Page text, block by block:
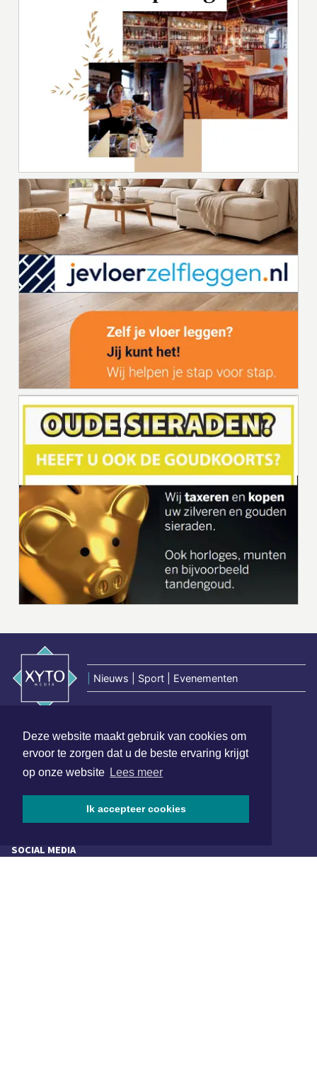
Deze website maakt gebruik van cookies om
ervoor te zorgen dat u de beste ervaring krijgt
op onze website Lees meer
Ik accepteer cookies
Nieuws | Sport | Evenementen
Hoofdvestiging:
1701 BZ Heerhugowaard
redactie@xyto.nl
www.xyto.nl
SOCIAL MEDIA